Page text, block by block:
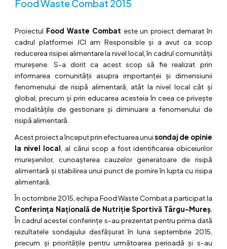
Food Waste Combat 2015
Proiectul Food Waste Combat este un proiect demarat în
cadrul platformei JCI am Responsible și a avut ca scop
reducerea risipei alimentare la nivel local, în cadrul comunității
mureșene. S-a dorit ca acest scop să fie realizat prin
informarea comunității asupra importanței și dimensiunii
fenomenului de risipă alimentară, atât la nivel local cât și
global, precum și prin educarea acesteia în ceea ce privește
modalitățile de gestionare și diminuare a fenomenului de
risipă alimentară.
Acest proiect a început prin efectuarea unuisondaj de opinie
la nivel local , al cărui scop a fost identificarea obiceiurilor
mureșenilor, cunoașterea cauzelor generatoare de risipă
alimentară și stabilirea unui punct de pornire în lupta cu risipa
alimentară.
În octombrie 2015, echipa Food Waste Combat a participat la
Conferința Națională de Nutriție Sportivă Târgu-Mureș.
În cadrul acestei conferințe s-au prezentat pentru prima dată
rezultatele sondajului desfășurat în luna septembrie 2015,
precum și prioritățile pentru următoarea perioadă și s-au